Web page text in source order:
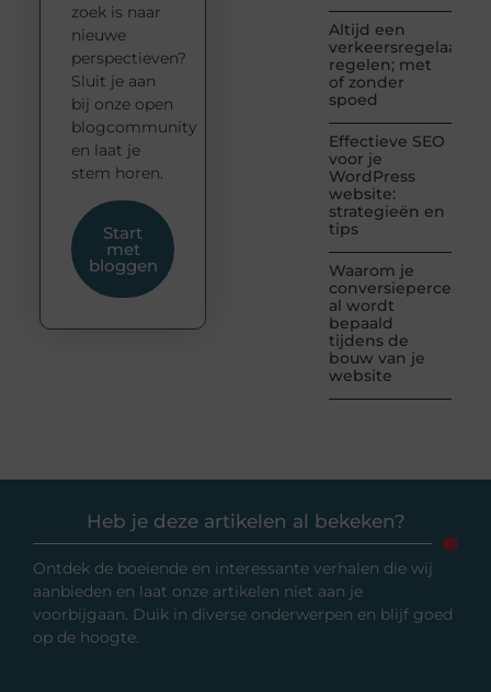
Altijd een
verkeersregelaar
regelen; met
of zonder
spoed
Effectieve SEO
voor je
WordPress
website:
strategieën en
tips
Waarom je
al wordt
bepaald
tijdens de
bouw van je
website
zoek is naar
nieuwe
perspectieven?
Sluit je aan
bij onze open
blogcommunity
en laat je
stem horen.
Start
met
bloggen
Heb je deze artikelen al bekeken?
Ontdek de boeiende en interessante verhalen die wij
aanbieden en laat onze artikelen niet aan je
voorbijgaan. Duik in diverse onderwerpen en blijf goed
op de hoogte.